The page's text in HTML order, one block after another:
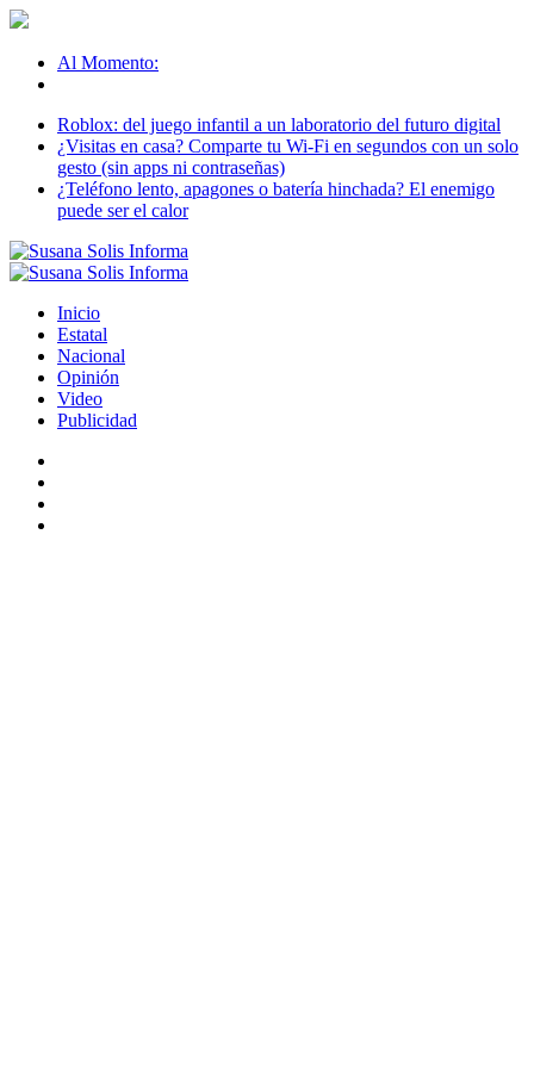
Al Momento:
Roblox: del juego infantil a un laboratorio del futuro digital
¿Visitas en casa? Comparte tu Wi-Fi en segundos con un solo
gesto (sin apps ni contraseñas)
¿Teléfono lento, apagones o batería hinchada? El enemigo
puede ser el calor
Inicio
Estatal
Nacional
Opinión
Video
Publicidad